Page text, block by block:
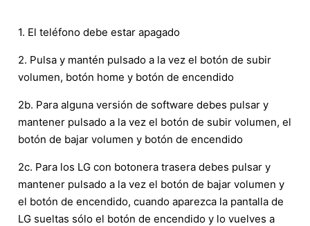
1. El teléfono debe estar apagado
2. Pulsa y mantén pulsado a la vez el botón de subir
volumen, botón home y botón de encendido
2b. Para alguna versión de software debes pulsar y
mantener pulsado a la vez el botón de subir volumen, el
botón de bajar volumen y botón de encendido
2c. Para los LG con botonera trasera debes pulsar y
mantener pulsado a la vez el botón de bajar volumen y
el botón de encendido, cuando aparezca la pantalla de
LG sueltas sólo el botón de encendido y lo vuelves a